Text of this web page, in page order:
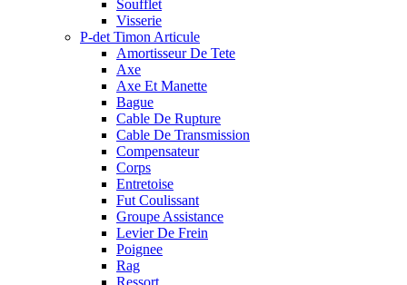
Soufflet
Visserie
P-det Timon Articule
Amortisseur De Tete
Axe
Axe Et Manette
Bague
Cable De Rupture
Cable De Transmission
Compensateur
Corps
Entretoise
Fut Coulissant
Groupe Assistance
Levier De Frein
Poignee
Rag
Ressort